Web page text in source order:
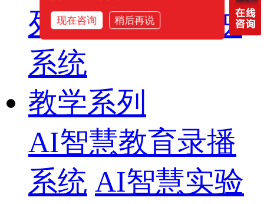
列 智慧影片放映
系统
教学系列
AI智慧教育录播
系统 AI智慧实验
现在咨询 稍后再说